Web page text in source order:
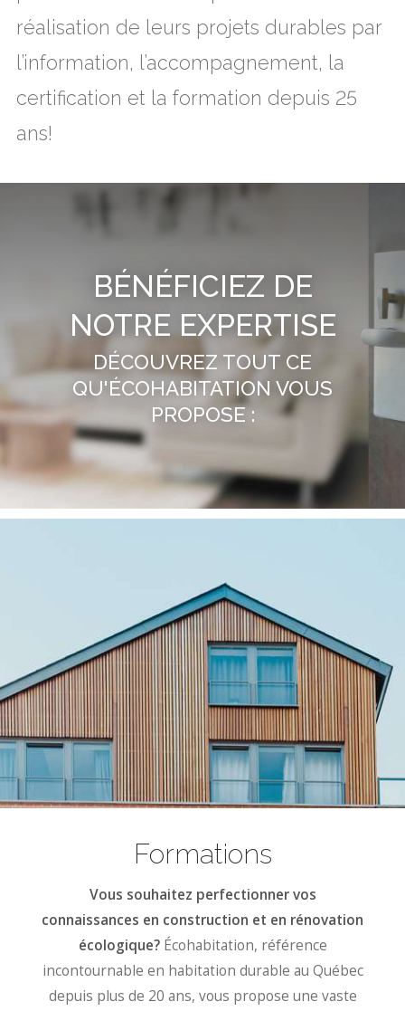
réalisation de leurs projets durables par
l’information, l’accompagnement, la
certification et la formation depuis 25
ans!
BÉNÉFICIEZ DE
NOTRE EXPERTISE
DÉCOUVREZ TOUT CE
QU'ÉCOHABITATION VOUS
PROPOSE :
Formations
Vous souhaitez perfectionner vos
connaissances en construction et en rénovation
écologique?Écohabitation, référence
incontournable en habitation durable au Québec
depuis plus de 20 ans, vous propose une vaste